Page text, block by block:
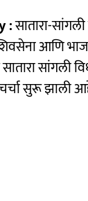
:सातारा-
आणि
सांगली
चर्चा सुरू झाली